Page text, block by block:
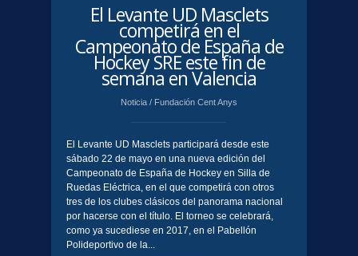
El Levante UD Masclets
competirá en el
Campeonato de España de
Hockey SRE este fin de
semana en Valencia
Noticia / Fundación Cent Anys
El Levante UD Masclets participará desde este
sábado 22 de mayo en una nueva edición del
Campeonato de España de Hockey en Silla de
Ruedas Eléctrica, en el que competirá con otros
tres de los clubes clásicos del panorama nacional
por hacerse con el título. El torneo se celebrará,
como ya sucediese en 2017, en el Pabellón
Polideportivo de la...